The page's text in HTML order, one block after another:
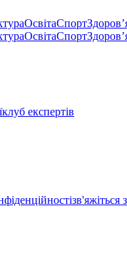
ОсвітаСпорт
ОсвітаСпорт
клуб експертів
зв'яжіться